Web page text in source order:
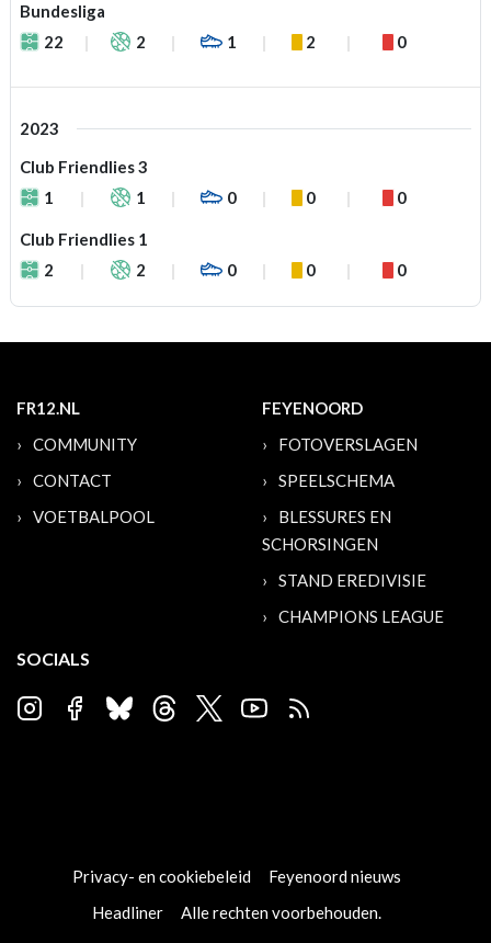
Bundesliga
22
2 1 2 0
2023
Club Friendlies 3
1
1 0 0 0
Club Friendlies 1
2
2 0 0 0
FR12.NL
COMMUNITY
CONTACT
VOETBALPOOL
FEYENOORD
FOTOVERSLAGEN
SPEELSCHEMA
BLESSURES EN
SCHORSINGEN
STAND EREDIVISIE
CHAMPIONS LEAGUE
SOCIALS
Privacy- en cookiebeleid
Feyenoord nieuws
Headliner
Alle rechten voorbehouden.